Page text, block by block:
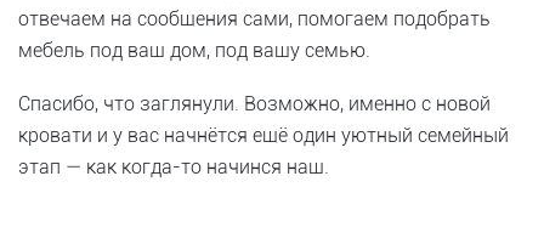
отвечаем на сообщения сами, помогаем подобрать
мебель под ваш дом, под вашу семью.
Спасибо, что заглянули. Возможно, именно с новой
кровати и у вас начнётся ещё один уютный семейный
этап — как когда-то начинся наш.